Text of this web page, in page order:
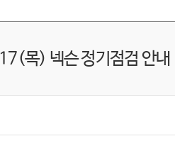
목) 넥슨 정기점검 안내